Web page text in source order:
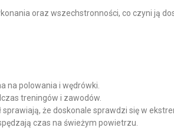
oraz wszechstronności, co czyni ją
na polowania i wędrówki.
treningów i zawodów.
że doskonale sprawdzi się w
czas na świeżym powietrzu.